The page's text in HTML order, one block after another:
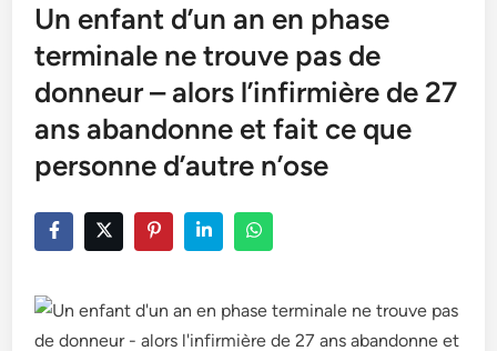
Un enfant d’un an en phase
terminale ne trouve pas de
donneur – alors l’infirmière de 27
ans abandonne et fait ce que
personne d’autre n’ose